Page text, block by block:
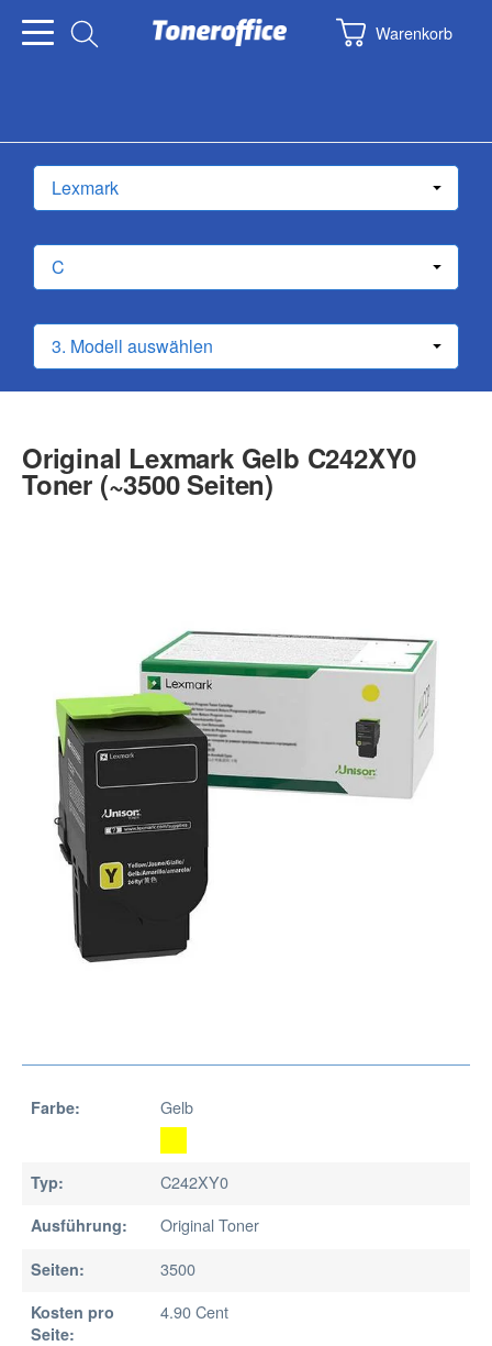
Warenkorb
Original Lexmark Gelb C242XY0
Toner (~3500 Seiten)
Farbe: Gelb
Typ: C242XY0
Ausführung: Original Toner
Seiten: 3500
Kosten pro
Seite:
4.90 Cent